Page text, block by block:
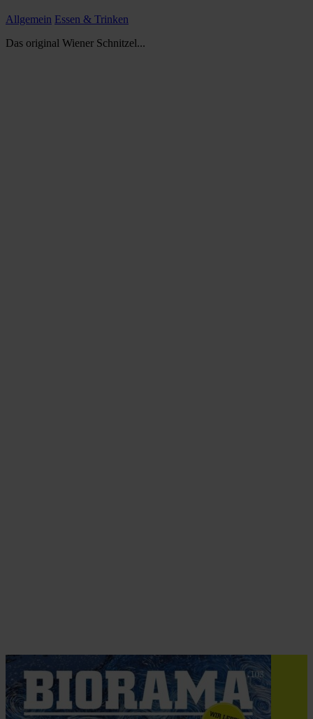
Allgemein Essen & Trinken
Das original Wiener Schnitzel...